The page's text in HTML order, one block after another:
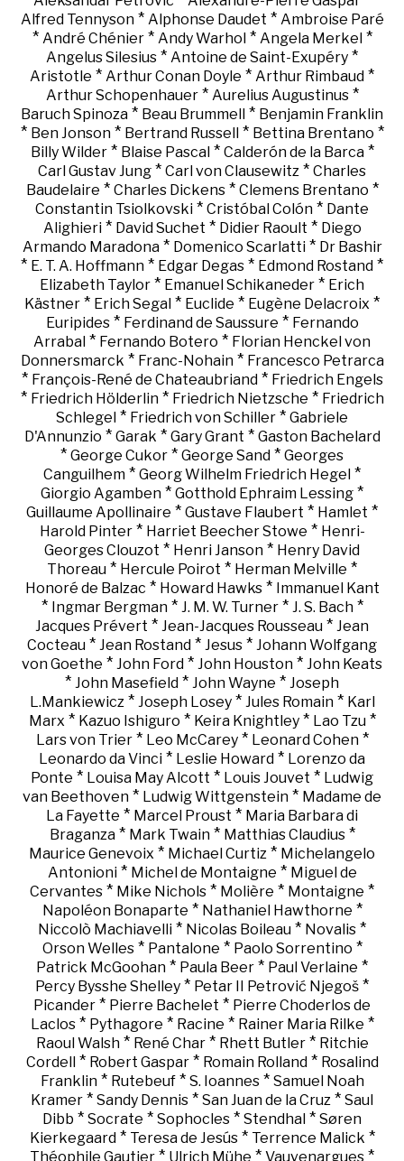
Alfred Tennyson* Alphonse Daudet * Ambroise Paré
* André Chénier* Andy Warhol * Angela Merkel *
Angelus Silesius * Antoine de Saint-Exupéry *
Aristotle * Arthur Conan Doyle * Arthur Rimbaud *
Arthur Schopenhauer* Aurelius Augustinus*
Baruch Spinoza * Beau Brummell * Benjamin Franklin
* Ben Jonson* Bertrand Russell * Bettina Brentano *
Billy Wilder* Blaise Pascal* Calderón de la Barca*
Carl Gustav Jung * Carl von Clausewitz * Charles
Baudelaire * Charles Dickens* Clemens Brentano *
Constantin Tsiolkovski * Cristóbal Colón * Dante
Alighieri* David Suchet * Didier Raoult * Diego
Armando Maradona* Domenico Scarlatti* Dr Bashir
* E. T. A. Hoffmann * Edgar Degas * Edmond Rostand *
Elizabeth Taylor * Emanuel Schikaneder * Erich
Kästner * Erich Segal * Euclide * Eugène Delacroix *
Euripides* Ferdinand de Saussure * Fernando
Arrabal * Fernando Botero * Florian Henckel von
Donnersmarck * Franc-Nohain* Francesco Petrarca
* François-René de Chateaubriand* Friedrich Engels
* Friedrich Hölderlin* Friedrich Nietzsche * Friedrich
Schlegel * Friedrich von Schiller * Gabriele
D'Annunzio * Garak * Gary Grant * Gaston Bachelard
* George Cukor * George Sand * Georges
Canguilhem * Georg Wilhelm Friedrich Hegel *
Giorgio Agamben * Gotthold Ephraim Lessing *
Guillaume Apollinaire * Gustave Flaubert * Hamlet *
Harold Pinter* Harriet Beecher Stowe * Henri-
Georges Clouzot * Henri Janson * Henry David
Thoreau * Hercule Poirot * Herman Melville *
Honoré de Balzac * Howard Hawks* Immanuel Kant
* Ingmar Bergman* J. M. W. Turner* J. S. Bach*
Jacques Prévert * Jean-Jacques Rousseau * Jean
Cocteau * Jean Rostand * Jesus * Johann Wolfgang
von Goethe * John Ford * John Houston * John Keats
* John Masefield * John Wayne * Joseph
L.Mankiewicz* Joseph Losey* Jules Romain* Karl
Marx * Kazuo Ishiguro * Keira Knightley* Lao Tzu*
Lars von Trier* Leo McCarey* Leonard Cohen*
Leonardo da Vinci * Leslie Howard * Lorenzo da
Ponte * Louisa May Alcott * Louis Jouvet * Ludwig
van Beethoven * Ludwig Wittgenstein * Madame de
La Fayette * Marcel Proust * Maria Barbara di
Braganza* Mark Twain* Matthias Claudius*
Maurice Genevoix * Michael Curtiz * Michelangelo
Antonioni* Michel de Montaigne * Miguel de
Cervantes * Mike Nichols * Molière * Montaigne *
Napoléon Bonaparte * Nathaniel Hawthorne *
Niccolò Machiavelli * Nicolas Boileau * Novalis *
Orson Welles* Pantalone * Paolo Sorrentino *
Patrick McGoohan * Paula Beer * Paul Verlaine *
Percy Bysshe Shelley * Petar II Petrović Njegoš *
Picander * Pierre Bachelet * Pierre Choderlos de
Laclos* Pythagore * Racine * Rainer Maria Rilke *
Raoul Walsh* René Char* Rhett Butler* Ritchie
Cordell * Robert Gaspar* Romain Rolland* Rosalind
Franklin* Rutebeuf* S. Ioannes* Samuel Noah
Kramer * Sandy Dennis * San Juan de la Cruz * Saul
Dibb * Socrate * Sophocles * Stendhal * Søren
Kierkegaard* Teresa de Jesús* Terrence Malick *
Théophile Gautier * Ulrich Mühe * Vauvenargues *